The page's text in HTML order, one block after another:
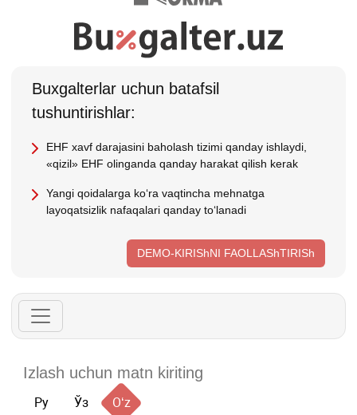
Buхgalterlar uchun batafsil
tushuntirishlar:
EHF хavf darajasini baholash tizimi qanday ishlaydi,
«qizil» EHF olinganda qanday harakat qilish kerak
Yangi qoidalarga koʻra vaqtincha mehnatga
layoqatsizlik nafaqalari qanday toʻlanadi
DEMO-KIRIShNI FAOLLAShTIRISh
Ру Ўз Oʻz